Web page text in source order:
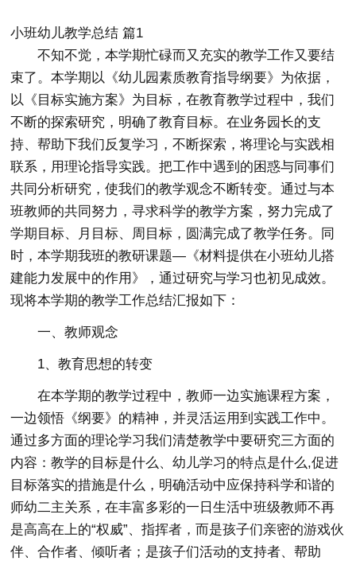
小班幼儿教学总结 篇1
不知不觉，本学期忙碌而又充实的教学工作又要结
束了。本学期以《幼儿园素质教育指导纲要》为依据，
以《目标实施方案》为目标，在教育教学过程中，我们
不断的探索研究，明确了教育目标。在业务园长的支
持、帮助下我们反复学习，不断探索，将理论与实践相
联系，用理论指导实践。把工作中遇到的困惑与同事们
共同分析研究，使我们的教学观念不断转变。通过与本
班教师的共同努力，寻求科学的教学方案，努力完成了
学期目标、月目标、周目标，圆满完成了教学任务。同
时，本学期我班的教研课题—《材料提供在小班幼儿搭
建能力发展中的作用》，通过研究与学习也初见成效。
现将本学期的教学工作总结汇报如下：
一、教师观念
1、教育思想的转变
在本学期的教学过程中，教师一边实施课程方案，
一边领悟《纲要》的精神，并灵活运用到实践工作中。
通过多方面的理论学习我们清楚教学中要研究三方面的
内容：教学的目标是什么、幼儿学习的特点是什么,促进
目标落实的措施是什么，明确活动中应保持科学和谐的
师幼二主关系，在丰富多彩的一日生活中班级教师不再
是高高在上的“权威”、指挥者，而是孩子们亲密的游戏伙
伴、合作者、倾听者；是孩子们活动的支持者、帮助